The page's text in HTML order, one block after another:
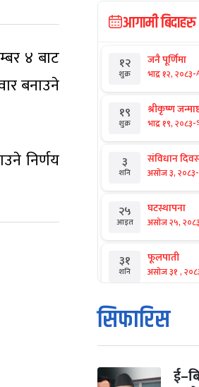
४ बाट
बनाउने
निर्णय
आगामी बिदाहरु
१२
शुक्र
जनै पूर्णिमा
भाद्र १२, २०८३-
१९
शुक्र
श्रीकृष्ण
भाद्र १९, २०८३-
३
शनि
संविधान
असोज ३, २०८३-
२५
आइत
घटस्थापना
असोज २५, २०८३
३१
शनि
फूलपाती
असोज ३१ ,
१
आइत
कार्तिक
कार्तिक १, २०८३
मंगल कार्तिक ३, २०८३
सिफारिस